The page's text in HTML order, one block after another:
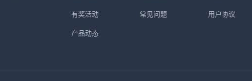
有奖活动
产品动态
常见问题 用户协议